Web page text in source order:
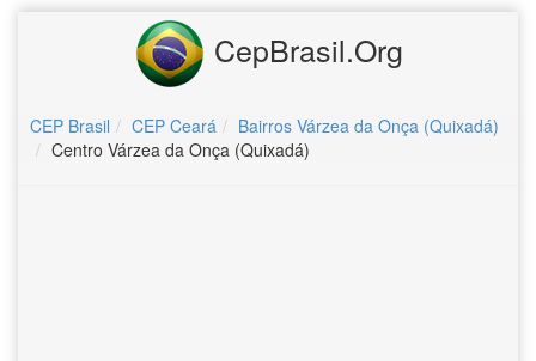
CepBrasil.Org
CEP Brasil CEP Ceará
Bairros Várzea da Onça (Quixadá)
Centro Várzea da Onça (Quixadá)